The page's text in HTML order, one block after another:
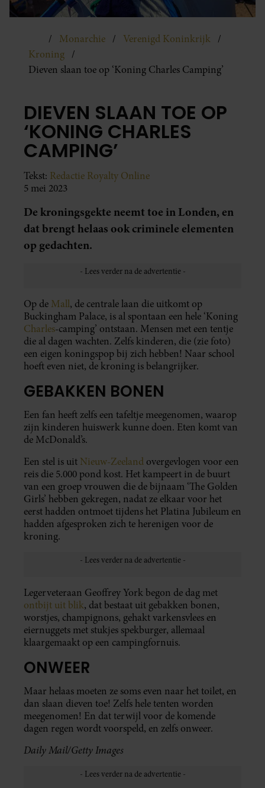
Monarchie
Verenigd Koninkrijk
Kroning
Dieven slaan toe op ‘Koning Charles Camping’
DIEVEN SLAAN TOE OP
‘KONING CHARLES
CAMPING’
Tekst: Redactie Royalty Online
5 mei 2023
De kroningsgekte neemt toe in Londen, en
dat brengt helaas ook criminele elementen
op gedachten.
Op de Mall, de centrale laan die uitkomt op
Buckingham Palace, is al spontaan een hele ‘Koning
Charles-camping’ ontstaan. Mensen met een tentje
die al dagen wachten. Zelfs kinderen, die (zie foto)
een eigen koningspop bij zich hebben! Naar school
hoeft even niet, de kroning is belangrijker.
GEBAKKEN BONEN
Een fan heeft zelfs een tafeltje meegenomen, waarop
zijn kinderen huiswerk kunne doen. Eten komt van
de McDonald’s.
Een stel is uit Nieuw-Zeeland overgevlogen voor een
reis die 5.000 pond kost. Het kampeert in de buurt
van een groep vrouwen die de bijnaam ‘The Golden
Girls’ hebben gekregen, nadat ze elkaar voor het
eerst hadden ontmoet tijdens het Platina Jubileum en
hadden afgesproken zich te herenigen voor de
kroning.
Legerveteraan Geoffrey York begon de dag met
ontbijt uit blik, dat bestaat uit gebakken bonen,
worstjes, champignons, gehakt varkensvlees en
eiernuggets met stukjes spekburger, allemaal
klaargemaakt op een campingfornuis.
ONWEER
Maar helaas moeten ze soms even naar het toilet, en
dan slaan dieven toe! Zelfs hele tenten worden
meegenomen! En dat terwijl voor de komende
dagen regen wordt voorspeld, en zelfs onweer.
Daily Mail/Getty Images